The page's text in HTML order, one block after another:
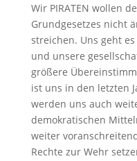
Wir PIRATEN wollen
Grundgesetzes nicht
streichen. Uns geht
und unsere
größere
ist uns in den letzten
werden uns auch
demokratischen
weiter
Rechte zur Wehr